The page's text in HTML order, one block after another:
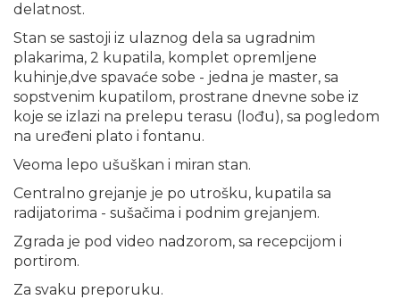
delatnost.
Stan se sastoji iz ulaznog dela sa ugradnim
plakarima, 2 kupatila, komplet opremljene
kuhinje,dve spavaće sobe - jedna je master, sa
sopstvenim kupatilom, prostrane dnevne sobe iz
koje se izlazi na prelepu terasu (lođu), sa pogledom
na uređeni plato i fontanu.
Veoma lepo ušuškan i miran stan.
Centralno grejanje je po utrošku, kupatila sa
radijatorima - sušačima i podnim grejanjem.
Zgrada je pod video nadzorom, sa recepcijom i
portirom.
Za svaku preporuku.